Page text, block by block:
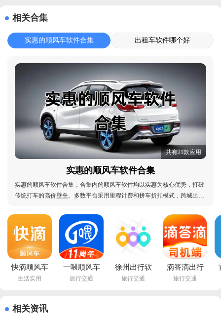
相关合集
实惠的顺风车软件合集 出租车软件哪个好
共有21款应用
实惠的顺风车软件合集
实惠的顺风车软件合集，合集内的顺风车软件均以实惠为核心优势，打破
传统打车的高价壁垒。多数平台采用里程计费和拼车折扣模式，跨城出行
支。部分软件还推出新用户红包、邀请好友返利、节假日特惠等活动，叠
加基础低价，实惠力度拉满。让每一次出发都更具性
快滴顺风车
免费下载
手机版
生活实用
一喂顺风车
app最新版
旅行交通
徐州出行软
件下载安装
旅行交通
滴答滴出行
司机端app
旅行交通
相关资讯